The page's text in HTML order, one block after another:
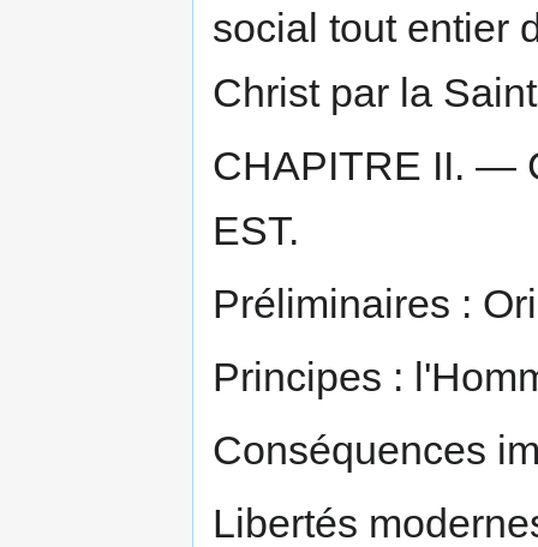
social tout entier
Christ par la
CHAPITRE II. —
EST.
Préliminaires :
Principes :
Conséquences
Libertés